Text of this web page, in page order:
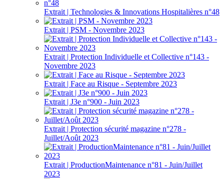
Extrait | Technologies & Innovations Hospitalières n°48
Extrait | PSM - Novembre 2023
Extrait | Protection Individuelle et Collective n°143 -
Novembre 2023
Extrait | Face au Risque - Septembre 2023
Extrait | J3e n°900 - Juin 2023
Extrait | Protection sécurité magazine n°278 -
Juillet/Août 2023
Extrait | ProductionMaintenance n°81 - Juin/Juillet
2023